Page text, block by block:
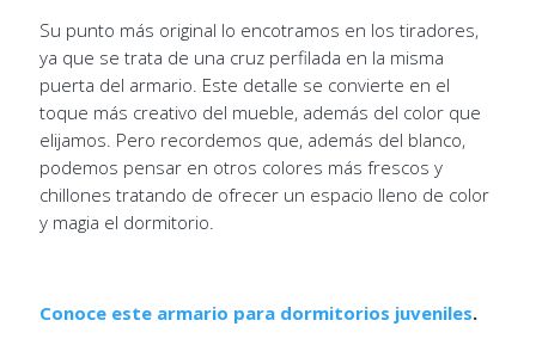
Su punto más original lo encotramos en los tiradores,
ya que se trata de una cruz perfilada en la misma
puerta del armario. Este detalle se convierte en el
toque más creativo del mueble, además del color que
elijamos. Pero recordemos que, además del blanco,
podemos pensar en otros colores más frescos y
chillones tratando de ofrecer un espacio lleno de color
y magia el dormitorio.
Conoce este armario para dormitorios juveniles.